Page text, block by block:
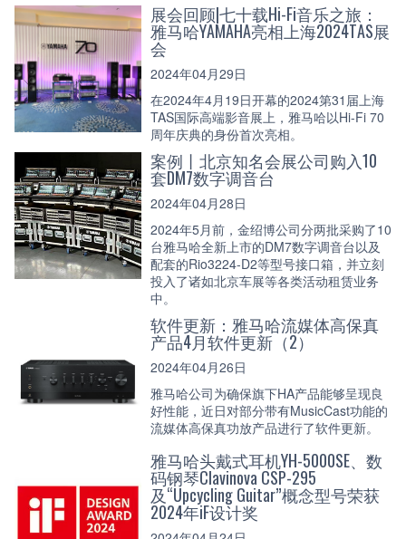
展会回顾|七十载Hi-Fi音乐之旅：
雅马哈YAMAHA亮相上海2024TAS展
会
2024年04月29日
在2024年4月19日开幕的2024第31届上海
TAS国际高端影音展上，雅马哈以Hi-Fi 70
周年庆典的身份首次亮相。
案例丨北京知名会展公司购入10
套DM7数字调音台
2024年04月28日
2024年5月前，金绍博公司分两批采购了10
台雅马哈全新上市的DM7数字调音台以及
配套的Rio3224-D2等型号接口箱，并立刻
投入了诸如北京车展等各类活动租赁业务
中。
软件更新：雅马哈流媒体高保真
产品4月软件更新（2）
2024年04月26日
雅马哈公司为确保旗下HA产品能够呈现良
好性能，近日对部分带有MusicCast功能的
流媒体高保真功放产品进行了软件更新。
雅马哈头戴式耳机YH-5000SE、数
码钢琴Clavinova CSP-295
及“Upcycling Guitar”概念型号荣获
2024年iF设计奖